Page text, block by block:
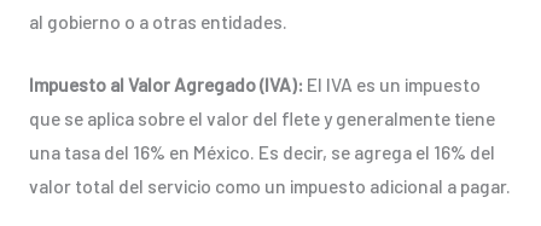
al gobierno o a otras entidades.
Impuesto al Valor Agregado (IVA): El IVA es un impuesto
que se aplica sobre el valor del flete y generalmente tiene
una tasa del 16% en México. Es decir, se agrega el 16% del
valor total del servicio como un impuesto adicional a pagar.